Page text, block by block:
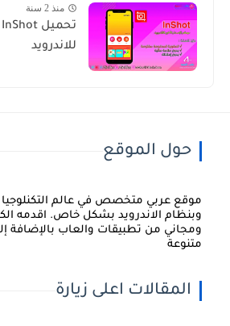
منذ 2 سنة
للاندرويد
حول الموقع
موقع عربي متخصص في عالم التكنلوجيا
وبنظام الاندرويد بشكل خاص. اقدمه
ومجاني من تطبيقات والعاب بالإضافة
متنوعة
المقالات اعلى زيارة